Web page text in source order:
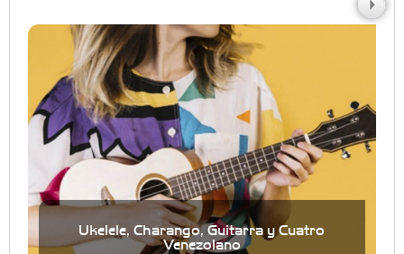
Ukelele, Charango, Guitarra y Cuatro
Venezolano